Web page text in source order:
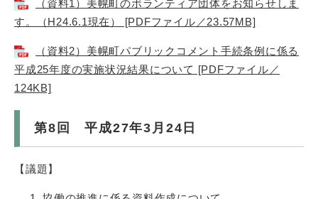
（資料1）美幌町のボランティア団体をお知らせしま
す。（H24.6.1現在） [PDFファイル／23.57MB]
（資料2）美幌町パブリックコメント手続条例に係る
平成25年度の実施状況結果について [PDFファイル／
124KB]
第8回 平成27年3月24日
【議題】